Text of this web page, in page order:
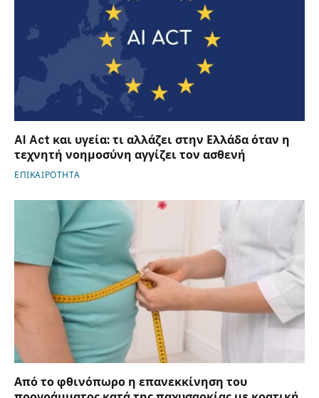
AI Act και υγεία: τι αλλάζει στην Ελλάδα όταν η
τεχνητή νοημοσύνη αγγίζει τον ασθενή
ΕΠΙΚΑΙΡΟΤΗΤΑ
Από το φθινόπωρο η επανεκκίνηση του